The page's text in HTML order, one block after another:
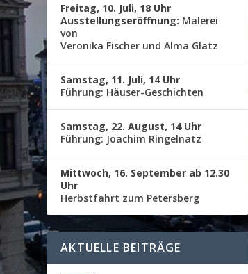
Freitag, 10. Juli, 18 Uhr
Ausstellungseröffnung: Malerei
von
Veronika Fischer und Alma Glatz
Samstag, 11. Juli, 14 Uhr
Führung: Häuser-Geschichten
Samstag, 22. August, 14 Uhr
Führung: Joachim Ringelnatz
Mittwoch, 16. September ab 12.30
Uhr
Herbstfahrt zum Petersberg
AKTUELLE BEITRÄGE